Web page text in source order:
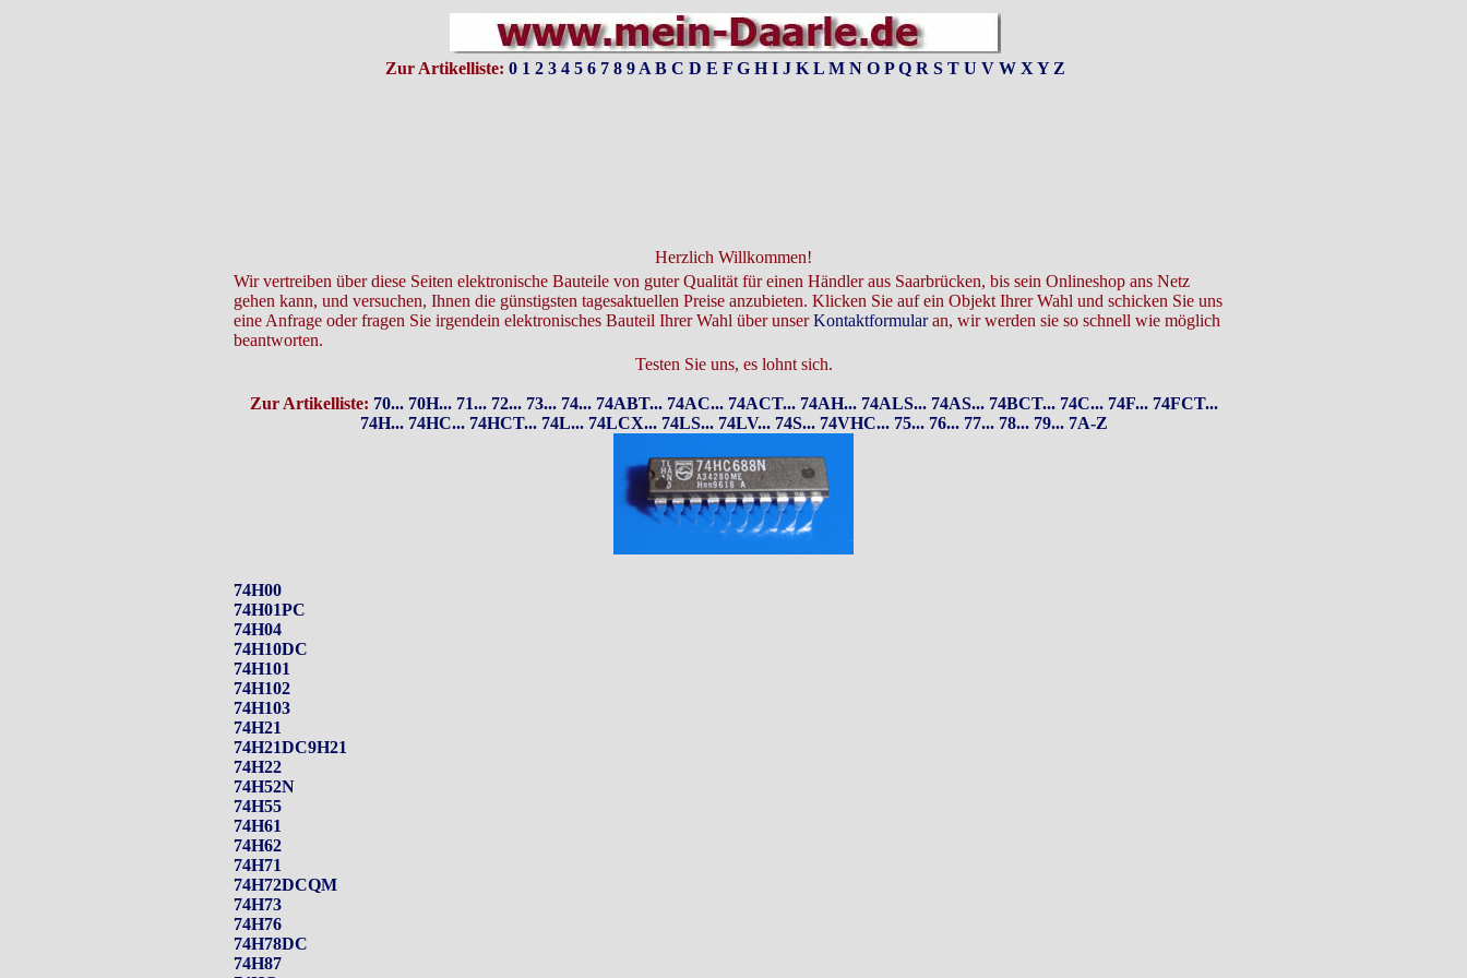
Zur Artikelliste: 0 1 2 3 4 5 6 7 8 9 A B C D E F G H I J K L M N O P Q R S T U V W X Y Z
Herzlich Willkommen!
Wir vertreiben über diese Seiten elektronische Bauteile von guter Qualität für einen Händler aus Saarbrücken, bis sein Onlineshop ans Netz
gehen kann, und versuchen, Ihnen die günstigsten tagesaktuellen Preise anzubieten. Klicken Sie auf ein Objekt Ihrer Wahl und schicken Sie uns
eine Anfrage oder fragen Sie irgendein elektronisches Bauteil Ihrer Wahl über unserKontaktformularan, wir werden sie so schnell wie möglich
beantworten.
Testen Sie uns, es lohnt sich.
Zur Artikelliste: 70... 70H... 71... 72... 73... 74... 74ABT... 74AC... 74ACT... 74AH... 74ALS... 74AS... 74BCT... 74C... 74F... 74FCT...
74H... 74HC... 74HCT... 74L... 74LCX... 74LS... 74LV... 74S... 74VHC... 75... 76... 77... 78... 79... 7A-Z
74H00
74H01PC
74H04
74H10DC
74H101
74H102
74H103
74H21
74H21DC9H21
74H22
74H52N
74H55
74H61
74H62
74H71
74H72DCQM
74H73
74H76
74H78DC
74H87